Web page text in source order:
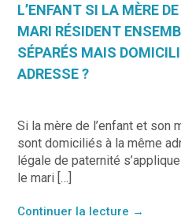
L’ENFANT SI LA MÈRE
MARI RÉSIDENT
SÉPARÉS MAIS
ADRESSE ?
Si la mère de l’enfant et son
sont domiciliés à la même
légale de paternité
le mari […]
Continuer la lecture →